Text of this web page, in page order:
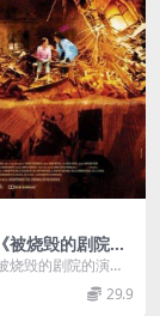
被烧毁的剧院的
du thea
》法语中字 AV
剧院大火
烧毁的剧院的演员
du théâtre...
29.9